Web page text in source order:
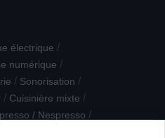
électrique /
numérique /
/ Sonorisation /
/ Cuisinière mixte /
/ Nespresso /